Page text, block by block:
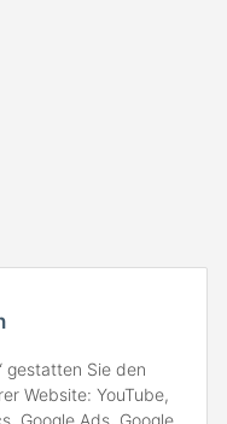
gestatten Sie den
Website: YouTube,